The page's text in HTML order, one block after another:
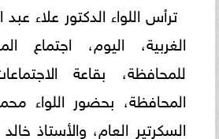
ترأس اللواء الدكتور علاء
الغربية، اليوم، اجتماع
للمحافظة، بقاعة
المحافظة، بحضور اللواء
السكرتير العام، والأستاذ